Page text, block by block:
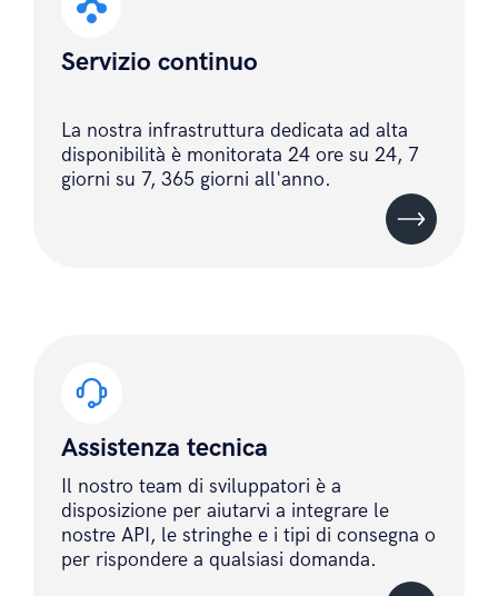
Servizio continuo
La nostra infrastruttura dedicata ad alta
disponibilità è monitorata 24 ore su 24, 7
giorni su 7, 365 giorni all'anno.
Assistenza tecnica
Il nostro team di sviluppatori è a
disposizione per aiutarvi a integrare le
nostre API, le stringhe e i tipi di consegna o
per rispondere a qualsiasi domanda.